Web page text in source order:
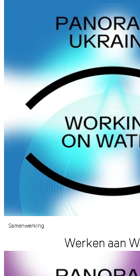
Samenwerking
Werken aan